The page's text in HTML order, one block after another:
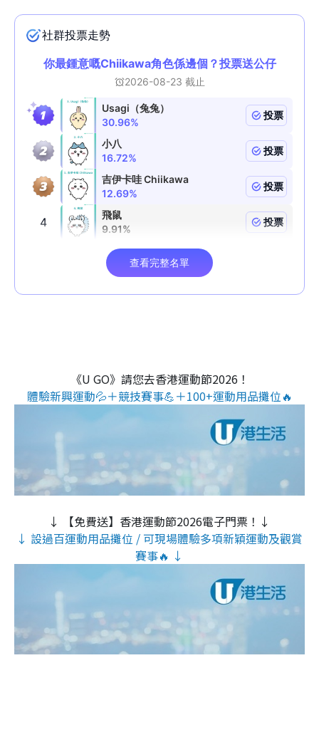
《U GO》請您去香港運動節2026！
體驗新興運動💦＋競技賽事💪＋100+運動用品攤位🔥
↓ 【免費送】香港運動節2026電子門票！↓
↓ 設過百運動用品攤位 / 可現場體驗多項新穎運動及觀賞
賽事🔥 ↓